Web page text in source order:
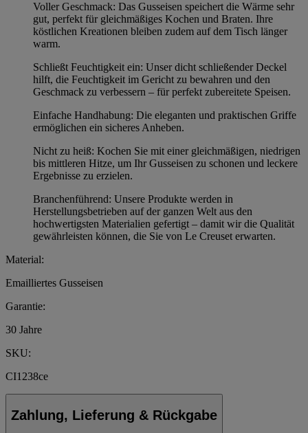
Voller Geschmack: Das Gusseisen speichert die Wärme sehr
gut, perfekt für gleichmäßiges Kochen und Braten. Ihre
köstlichen Kreationen bleiben zudem auf dem Tisch länger
warm.
Schließt Feuchtigkeit ein: Unser dicht schließender Deckel
hilft, die Feuchtigkeit im Gericht zu bewahren und den
Geschmack zu verbessern – für perfekt zubereitete Speisen.
Einfache Handhabung: Die eleganten und praktischen Griffe
ermöglichen ein sicheres Anheben.
Nicht zu heiß: Kochen Sie mit einer gleichmäßigen, niedrigen
bis mittleren Hitze, um Ihr Gusseisen zu schonen und leckere
Ergebnisse zu erzielen.
Branchenführend: Unsere Produkte werden in
Herstellungsbetrieben auf der ganzen Welt aus den
hochwertigsten Materialien gefertigt – damit wir die Qualität
gewährleisten können, die Sie von Le Creuset erwarten.
Material:
Emailliertes Gusseisen
Garantie:
30 Jahre
SKU:
CI1238ce
Zahlung, Lieferung & Rückgabe